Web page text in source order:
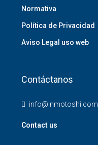
Normativa
Política de Privacidad
Aviso Legal uso web
Contáctanos
info@inmotoshi.com
Contact us